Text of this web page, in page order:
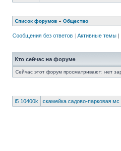
Список форумов » Общество
Сообщения без ответов | Активные темы |
Кто сейчас на форуме
Сейчас этот форум просматривают: нет
i5 10400k скамейка садово-парковая